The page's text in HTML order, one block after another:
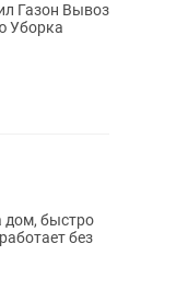
Вывоз
Уборка
дом, быстро
без